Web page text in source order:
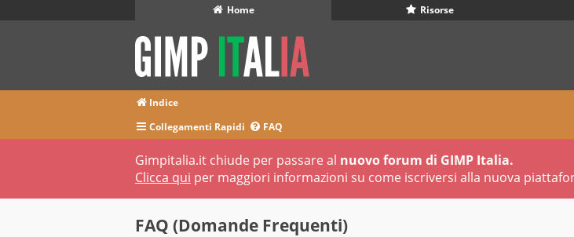
Home Risorse
Indice
Collegamenti Rapidi
FAQ
Gimpitalia.it chiude per passare al nuovo forum di GIMP Italia.
Clicca qui per maggiori informazioni su come iscriversi alla nuova
FAQ (Domande Frequenti)